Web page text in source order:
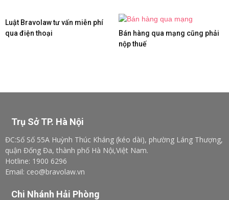
Luật Bravolaw tư vấn miễn phí
qua điện thoại
Bán hàng qua mạng cũng phải
nộp thuế
Trụ Sở TP. Hà Nội
ĐC:Số Số 55A Huỳnh Thúc Kháng (kéo dài), phường Láng Thượng,
quận Đống Đa, thành phố Hà Nội,Việt Nam.
Hotline: 1900 6296
Email: ceo@bravolaw.vn
Chi Nhánh Hải Phòng